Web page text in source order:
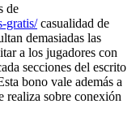
de
gratis/casualidad de
demasiadas las
a los jugadores con
secciones del escrito
bono vale además a
realiza sobre conexión